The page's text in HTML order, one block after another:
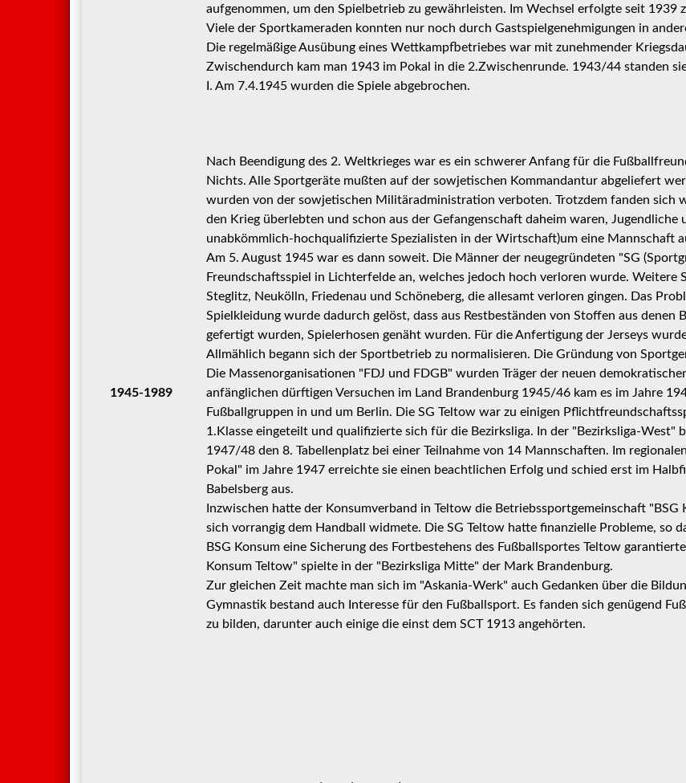
aufgenommen, um den Spielbetrieb zu gewährleisten. Im Wechsel erfolgte seit 1939
Viele der Sportkameraden konnten nur noch durch Gastspielgenehmigungen in
Die regelmäßige Ausübung eines Wettkampfbetriebes war mit zunehmender
Zwischendurch kam man 1943 im Pokal in die 2.Zwischenrunde. 1943/44 standen
I. Am 7.4.1945 wurden die Spiele abgebrochen.
1945-1989
Nach Beendigung des 2. Weltkrieges war es ein schwerer Anfang für die
Nichts. Alle Sportgeräte mußten auf der sowjetischen Kommandantur abgeliefert
wurden von der sowjetischen Militäradministration verboten. Trotzdem fanden sich
den Krieg überlebten und schon aus der Gefangenschaft daheim waren, Jugendliche
unabkömmlich-hochqualifizierte Spezialisten in der Wirtschaft)um eine Mannschaft
Am 5. August 1945 war es dann soweit. Die Männer der neugegründeten "SG
Freundschaftsspiel in Lichterfelde an, welches jedoch hoch verloren wurde. Weitere
Steglitz, Neukölln, Friedenau und Schöneberg, die allesamt verloren gingen. Das
Spielkleidung wurde dadurch gelöst, dass aus Restbeständen von Stoffen aus denen
gefertigt wurden, Spielerhosen genäht wurden. Für die Anfertigung der Jerseys
Allmählich begann sich der Sportbetrieb zu normalisieren. Die Gründung von
Die Massenorganisationen "FDJ und FDGB" wurden Träger der neuen
anfänglichen dürftigen Versuchen im Land Brandenburg 1945/46 kam es im Jahre
Fußballgruppen in und um Berlin. Die SG Teltow war zu einigen
1.Klasse eingeteilt und qualifizierte sich für die Bezirksliga. In der "Bezirksliga-West"
1947/48 den 8. Tabellenplatz bei einer Teilnahme von 14 Mannschaften. Im
Pokal" im Jahre 1947 erreichte sie einen beachtlichen Erfolg und schied erst im
Babelsberg aus.
Inzwischen hatte der Konsumverband in Teltow die Betriebssportgemeinschaft "BSG
sich vorrangig dem Handball widmete. Die SG Teltow hatte finanzielle Probleme, so
BSG Konsum eine Sicherung des Fortbestehens des Fußballsportes Teltow
Konsum Teltow" spielte in der "Bezirksliga Mitte" der Mark Brandenburg.
Zur gleichen Zeit machte man sich im "Askania-Werk" auch Gedanken über die
Gymnastik bestand auch Interesse für den Fußballsport. Es fanden sich genügend
zu bilden, darunter auch einige die einst dem SCT 1913 angehörten.